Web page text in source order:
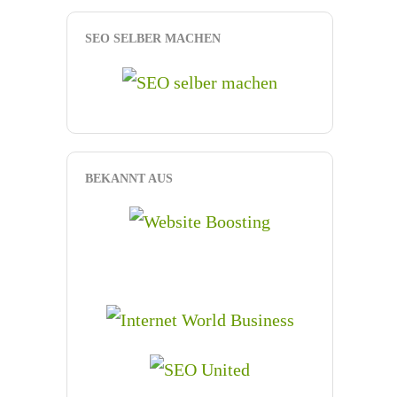
SEO SELBER MACHEN
BEKANNT AUS